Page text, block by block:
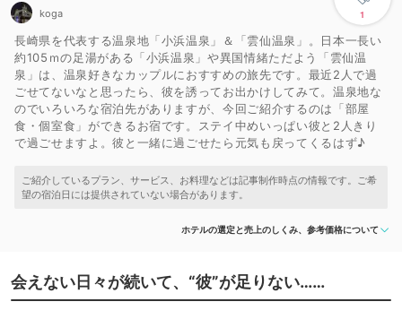
1
koga
長崎県を代表する温泉地「小浜温泉」＆「雲仙温泉」。日本一長い
約105ｍの足湯がある「小浜温泉」や異国情緒ただよう「雲仙温
泉」は、温泉好きなカップルにおすすめの旅先です。最近2人で過
ごせてないなと思ったら、彼を誘ってお出かけしてみて。温泉地な
のでいろいろな宿泊先がありますが、今回ご紹介するのは「部屋
食・個室食」ができるお宿です。ステイ中めいっぱい彼と2人きり
で過ごせますよ。彼と一緒に過ごせたら元気も戻ってくるはず♪
ホテルの選定と売上のしくみ、参考価格について
会えない日々が続いて、“彼”が足りない……